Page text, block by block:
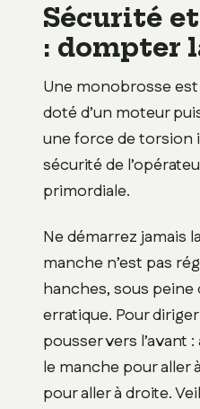
Sécurité
: dompter
Une monobrosse
doté d’un moteur
une force de torsion
sécurité de
primordiale.
Ne démarrez jamais
manche n’est pas
hanches, sous
erratique. Pour
pousser vers l’avant
le manche pour aller
pour aller à droite.